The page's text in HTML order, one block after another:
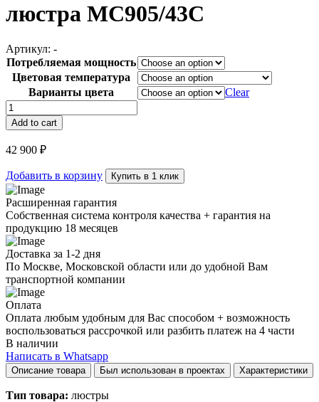
люстра MC905/43C
Артикул: -
Потребляемая мощность
Цветовая температура
Варианты цвета
Clear
люстра
MC905/43C
quantity
Add to cart
42 900 ₽
Добавить в корзину Купить в 1 клик
Расширенная гарантия
Собственная система контроля качества + гарантия на
продукцию 18 месяцев
Доставка за 1-2 дня
По Москве, Московской области или до удобной Вам
транспортной компании
Оплата
Оплата любым удобным для Вас способом + возможность
воспользоваться рассрочкой или разбить платеж на 4 части
В наличии
Написать в Whatsapp
Описание товара Был использован в проектах Характеристики
Тип товара: люстры